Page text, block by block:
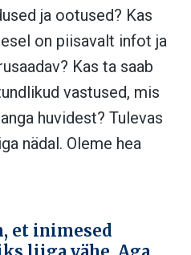
ja ootused? Kas
on piisavalt infot ja
Kas ta saab
vastused, mis
huvidest? Tulevas
nädal. Oleme hea
et inimesed